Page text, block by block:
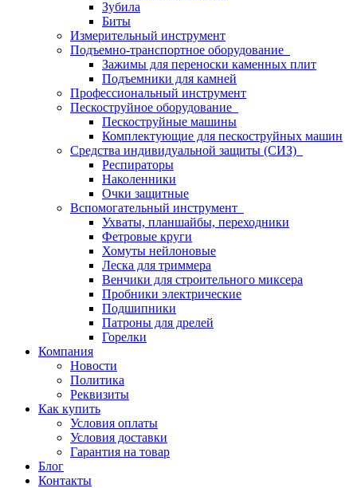
Зубила
Биты
Измерительный инструмент
Подъемно-транспортное оборудование
Зажимы для переноски каменных плит
Подъемники для камней
Профессиональный инструмент
Пескоструйное оборудование
Пескоструйные машины
Комплектующие для пескоструйных машин
Средства индивидуальной защиты (СИЗ)
Респираторы
Наколенники
Очки защитные
Вспомогательный инструмент
Ухваты, планшайбы, переходники
Фетровые круги
Хомуты нейлоновые
Леска для триммера
Венчики для строительного миксера
Пробники электрические
Подшипники
Патроны для дрелей
Горелки
Компания
Новости
Политика
Реквизиты
Как купить
Условия оплаты
Условия доставки
Гарантия на товар
Блог
Контакты